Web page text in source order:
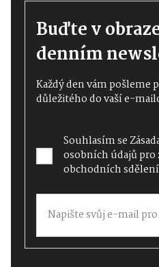
Buďte v
denním
Každý den vám pošleme
důležitého do vaší e-
Souhlasím se
osobních údajůpro
obchodních sdělení